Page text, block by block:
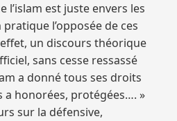
est juste envers les
l’opposée de ces
un discours théorique
sans cesse ressassé
a donné tous ses droits
a honorées, protégées…. »
sur la défensive,